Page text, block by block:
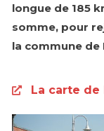
longue de 185
somme, pour
la commune de
La carte de